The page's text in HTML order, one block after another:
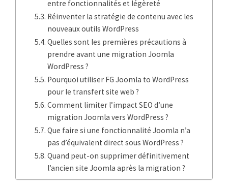
entre fonctionnalités et légèreté
Réinventer la stratégie de contenu avec les
nouveaux outils WordPress
Quelles sont les premières précautions à
prendre avant une migration Joomla
WordPress ?
Pourquoi utiliser FG Joomla to WordPress
pour le transfert site web ?
Comment limiter l’impact SEO d’une
migration Joomla vers WordPress ?
Que faire si une fonctionnalité Joomla n’a
pas d’équivalent direct sous WordPress ?
Quand peut-on supprimer définitivement
l’ancien site Joomla après la migration ?